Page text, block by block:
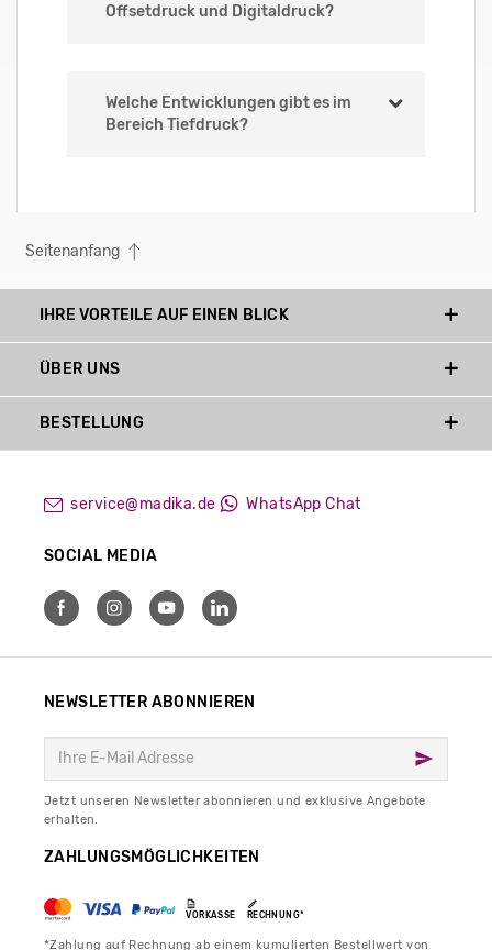
Offsetdruck und Digitaldruck?
Welche Entwicklungen gibt es im
Bereich Tiefdruck?
Seitenanfang
IHRE VORTEILE AUF EINEN BLICK
service@madika.de WhatsApp Chat
SOCIAL MEDIA
ÜBER UNS
BESTELLUNG
NEWSLETTER ABONNIEREN
Jetzt unseren Newsletter abonnieren und exklusive Angebote
erhalten.
ZAHLUNGSMÖGLICHKEITEN
VORKASSE RECHNUNG*
*Zahlung auf Rechnung ab einem kumulierten Bestellwert von